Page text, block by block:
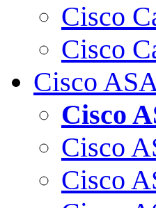
Cisco
Cisco
Cisco
Cisco
Cisco
Cisco